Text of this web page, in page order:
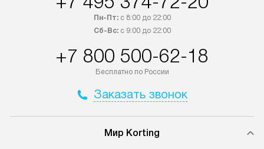
осуществляется через
транспортную компанию. После
доставляем заказ
Москва. Пожалуйста, уточняйте
материалы
и регулярное
Готовые
Пн-Пт:с 8:00 до 22:00
Сб-Вс:с 9:00 до 22:00
+7 800 500-62-18
Бесплатно по России
Заказать звонок
Мир Korting